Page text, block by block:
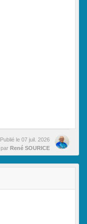
Publié le 07 juil. 2026
par René SOURICE